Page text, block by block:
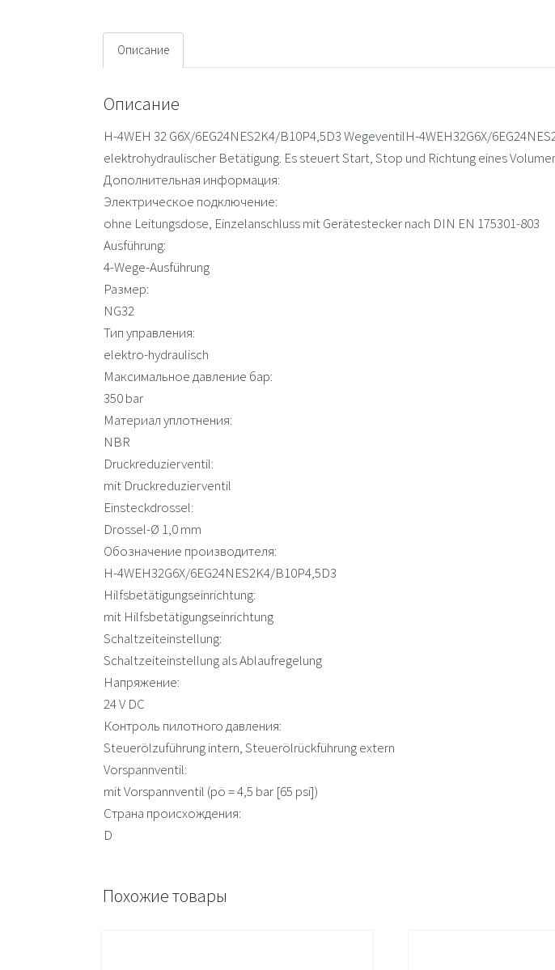
Описание
Описание
H-4WEH 32 G6X/6EG24NES2K4/B10P4,5D3 WegeventilH-4WEH32G6X/
elektrohydraulischer Betätigung. Es steuert Start, Stop und Richtung eines
Дополнительная информация:
Электрическое подключение:
ohne Leitungsdose, Einzelanschluss mit Gerätestecker nach DIN EN 175301-803
Ausführung:
4-Wege-Ausführung
Размер:
NG32
Тип управления:
elektro-hydraulisch
Максимальное давление бар:
350 bar
Материал уплотнения:
NBR
Druckreduzierventil:
mit Druckreduzierventil
Einsteckdrossel:
Drossel-Ø 1,0 mm
Обозначение производителя:
H-4WEH32G6X/6EG24NES2K4/B10P4,5D3
Hilfsbetätigungseinrichtung:
mit Hilfsbetätigungseinrichtung
Schaltzeiteinstellung:
Schaltzeiteinstellung als Ablaufregelung
Напряжение:
24 V DC
Контроль пилотного давления:
Steuerölzuführung intern, Steuerölrückführung extern
Vorspannventil:
mit Vorspannventil (pö = 4,5 bar [65 psi])
Страна происхождения:
D
Похожие товары